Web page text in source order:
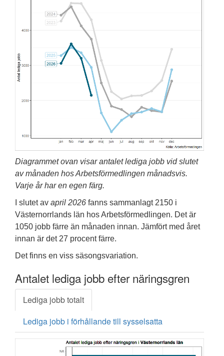
Diagrammet ovan visar antalet lediga jobb vid slutet
av månaden hos Arbetsförmedlingen månadsvis.
Varje år har en egen färg.
I slutet av april 2026 fanns sammanlagt 2150 i
Västernorrlands län hos Arbetsförmedlingen. Det är
1050 jobb färre än månaden innan. Jämfört med året
innan är det 27 procent färre.
Det finns en viss säsongsvariation.
Antalet lediga jobb efter näringsgren
Lediga jobb totalt
Lediga jobb i förhållande till sysselsatta